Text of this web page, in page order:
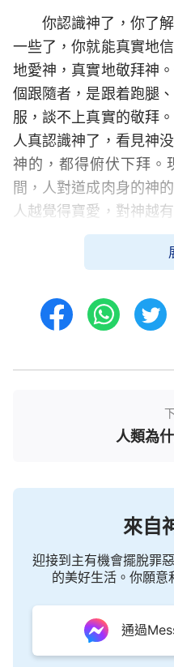
你認識神了，你了
一些了，你就能真實地
地愛神，真實地敬拜神
個跟隨者，是跟着跑腿
服，談不上真實的敬拜
人真認識神了，看見神
神的，都得俯伏下拜。
間，人對道成肉身的神
人越覺得寶愛，對神越
大乎乎，就把神當人對
神，他就恐懼戰兢。為
裏雖然没有太深的認識
有多少人能敬畏神呢？
能真實地敬拜神。人光
通的人對待，對他能采
擋、悖逆、論斷，能自
就要認識基督的實質、
要方面，是所有信實際
——《末世基督座談
約伯雖然没有看見
什麽呢？就是前面所説
的」，這個「稱頌」是
人類為
來自
迎接到主有機會擺脫罪
的美好生活。你願意
通過